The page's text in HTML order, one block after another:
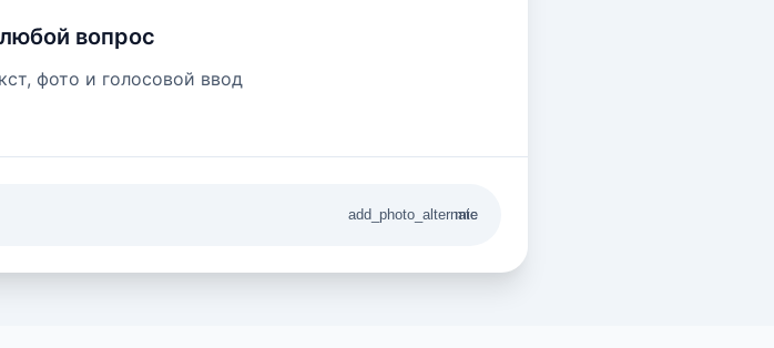
вопрос
фото и голосовой ввод
add_photo_alternate
mic